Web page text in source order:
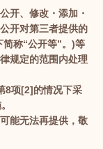
开、修改・添加・
开对第三者提供的
称“公开等”。)等
规定的范围内处理
8项[2]的情况下采
能无法再提供，敬